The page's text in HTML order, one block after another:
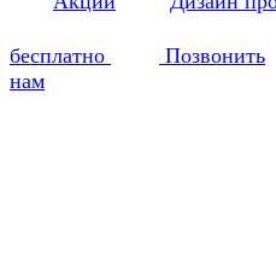
бесплатно
Позвонить
нам